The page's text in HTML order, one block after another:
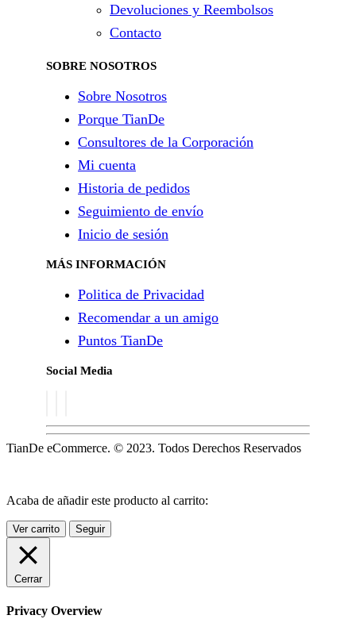
Devoluciones y Reembolsos
Contacto
SOBRE NOSOTROS
Sobre Nosotros
Porque TianDe
Consultores de la Corporación
Mi cuenta
Historia de pedidos
Seguimiento de envío
Inicio de sesión
MÁS INFORMACIÓN
Politica de Privacidad
Recomendar a un amigo
Puntos TianDe
Social Media
TianDe eCommerce. © 2023. Todos Derechos Reservados
Acaba de añadir este producto al carrito:
Ver carrito Seguir
Cerrar
Privacy Overview